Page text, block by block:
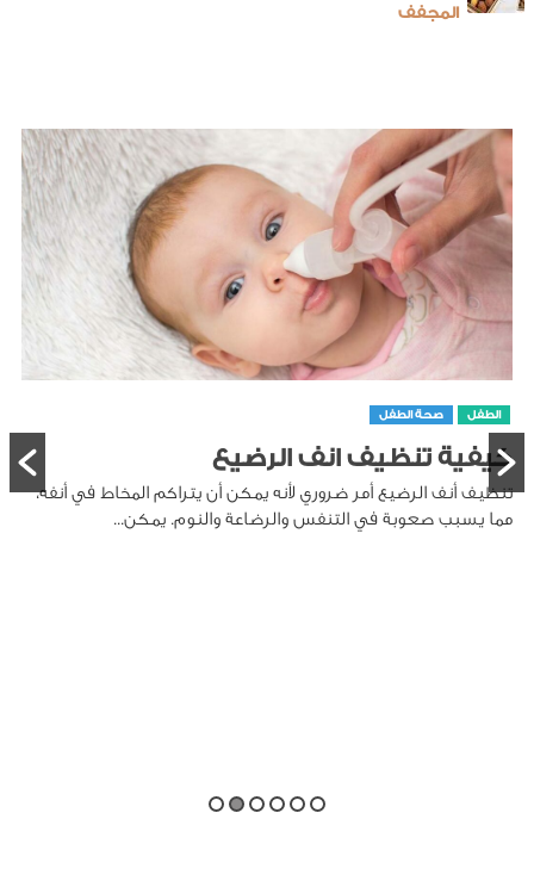
المجفف
الطفل صحة الطفل
كيفية تنظيف انف الرضيع
تنظيف أنف الرضيع أمر ضروري لأنه يمكن أن يتراكم المخاط في أنفه،
مما يسبب صعوبة في التنفس والرضاعة والنوم. يمكن...